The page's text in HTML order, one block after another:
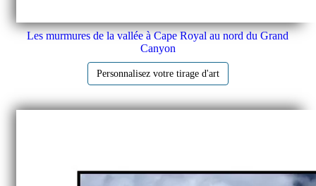
Les murmures de la vallée à Cape Royal au nord du Grand
Canyon
Personnalisez votre tirage d'art